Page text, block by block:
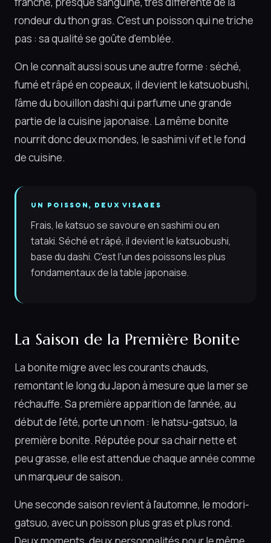
rondeur du thon gras. C'est un poisson qui ne triche
pas : sa qualité se goûte d'emblée.
On le connaît aussi sous une autre forme : séché,
fumé et râpé en copeaux, il devient le katsuobushi,
l'âme du bouillon dashi qui parfume une grande
partie de la cuisine japonaise. La même bonite
nourrit donc deux mondes, le sashimi vif et le fond
de cuisine.
UN POISSON, DEUX VISAGES
Frais, le katsuo se savoure en sashimi ou en
tataki. Séché et râpé, il devient le katsuobushi,
base du dashi. C'est l'un des poissons les plus
fondamentaux de la table japonaise.
La Saison de la Première Bonite
La bonite migre avec les courants chauds,
remontant le long du Japon à mesure que la mer se
réchauffe. Sa première apparition de l'année, au
début de l'été, porte un nom : le hatsu-gatsuo, la
première bonite. Réputée pour sa chair nette et
peu grasse, elle est attendue chaque année comme
un marqueur de saison.
Une seconde saison revient à l'automne, le modori-
gatsuo, avec un poisson plus gras et plus rond.